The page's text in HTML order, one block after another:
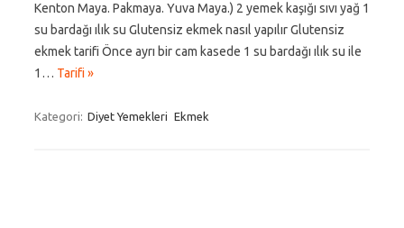
Kenton Maya. Pakmaya. Yuva Maya.) 2 yemek kaşığı sıvı yağ 1
su bardağı ılık su Glutensiz ekmek nasıl yapılır Glutensiz
ekmek tarifi Önce ayrı bir cam kasede 1 su bardağı ılık su ile
1… Tarifi »
Kategori: Diyet Yemekleri Ekmek